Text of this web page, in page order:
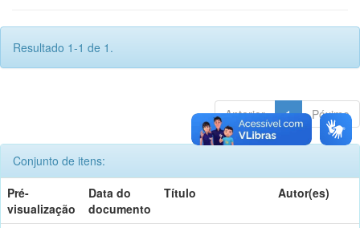
Resultado 1-1 de 1.
Anterior 1 Póximo
Conjunto de itens:
Pré-
visualização
Data do
documento
Título Autor(es)